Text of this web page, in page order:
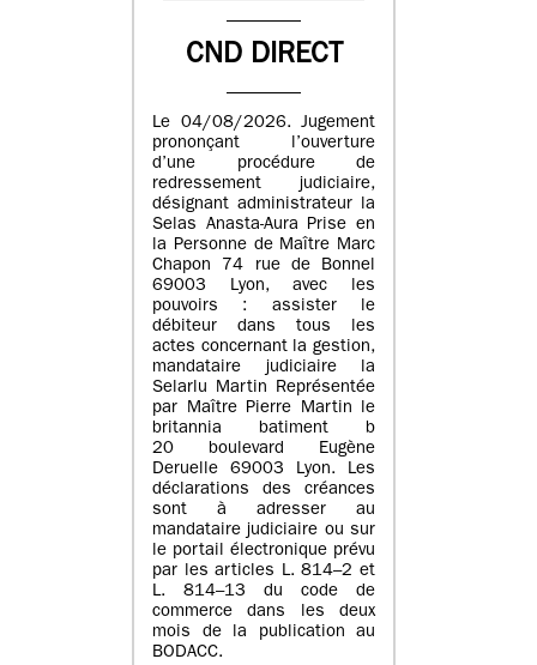
CND DIRECT
Le 04/08/2026. Jugement
prononçant l’ouverture
d’une procédure de
redressement judiciaire,
désignant administrateur la
Selas Anasta-Aura Prise en
la Personne de Maître Marc
Chapon 74 rue de Bonnel
69003 Lyon, avec les
pouvoirs : assister le
débiteur dans tous les
actes concernant la gestion,
mandataire judiciaire la
Selarlu Martin Représentée
par Maître Pierre Martin le
britannia batiment b
20 boulevard Eugène
Deruelle 69003 Lyon. Les
déclarations des créances
sont à adresser au
mandataire judiciaire ou sur
le portail électronique prévu
par les articles L. 814–2 et
L. 814–13 du code de
commerce dans les deux
mois de la publication au
BODACC.